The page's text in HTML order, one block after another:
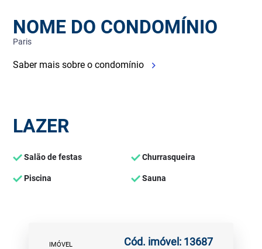
NOME DO CONDOMÍNIO
Paris
Saber mais sobre o condomínio
LAZER
Salão de festas Churrasqueira
Piscina Sauna
IMÓVEL Cód. imóvel: 13687